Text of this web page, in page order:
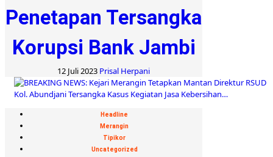
Penetapan Tersangka
Korupsi Bank Jambi
12 Juli 2023 Prisal Herpani
Headline
Merangin
Tipikor
Uncategorized